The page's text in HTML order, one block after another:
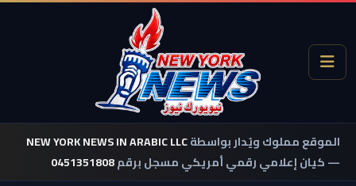
الموقع مملوك ويُدار بواسطةNEW YORK NEWS IN ARABIC LLC
— كيان إعلامي رقمي أمريكي مسجل برقم0451351808